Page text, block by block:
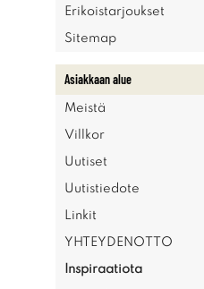
Erikoistarjoukset
Sitemap
Asiakkaan alue
Meistä
Villkor
Uutiset
Uutistiedote
Linkit
YHTEYDENOTTO
Inspiraatiota